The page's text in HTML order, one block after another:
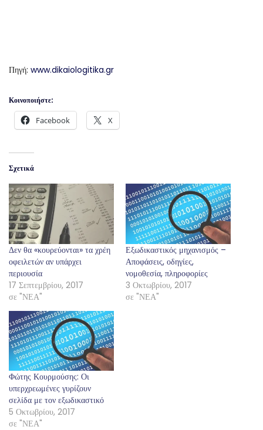
Πηγή: www.dikaiologitika.gr
Κοινοποιήστε:
Facebook X
Σχετικά
Δεν θα «κουρεύονται» τα χρέη
οφειλετών αν υπάρχει
περιουσία
17 Σεπτεμβρίου, 2017
σε "ΝΕΑ"
Εξωδικαστικός μηχανισμός –
Αποφάσεις, οδηγίες,
νομοθεσία, πληροφορίες
3 Οκτωβρίου, 2017
σε "ΝΕΑ"
Φώτης Κουρμούσης: Οι
υπερχρεωμένες γυρίζουν
σελίδα με τον εξωδικαστικό
5 Οκτωβρίου, 2017
σε "ΝΕΑ"